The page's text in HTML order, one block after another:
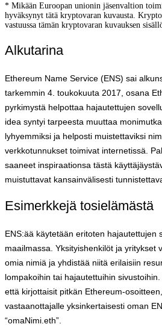
* Mikään Euroopan unionin jäsenvaltion
hyväksynyt tätä kryptovaran kuvausta.
vastuussa tämän kryptovaran kuvauksen
Alkutarina
Ethereum Name Service (ENS) sai
tarkemmin 4. toukokuuta 2017, osana
pyrkimystä helpottaa hajautettujen
idea syntyi tarpeesta muuttaa
lyhyemmiksi ja helposti muistettaviksi
verkkotunnukset toimivat internetissä.
saaneet inspiraationsa tästä
muistuttavat kansainvälisesti
Esimerkkejä tosielämästä
ENS:ää käytetään eritoten hajautettujen
maailmassa. Yksityishenkilöt ja yritykset
omia nimiä ja yhdistää niitä erilaisiin
lompakoihin tai hajautettuihin sivustoihin.
että kirjottaisit pitkän Ethereum-
vastaanottajalle yksinkertaisesti oman
“omaNimi.eth”.